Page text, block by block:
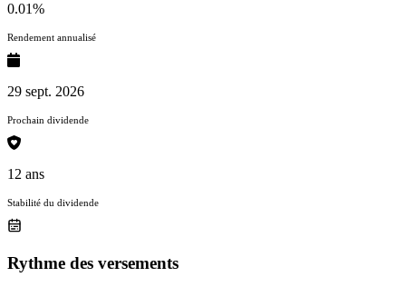
0.01%
Rendement annualisé
29 sept. 2026
Prochain dividende
12 ans
Stabilité du dividende
Rythme des versements